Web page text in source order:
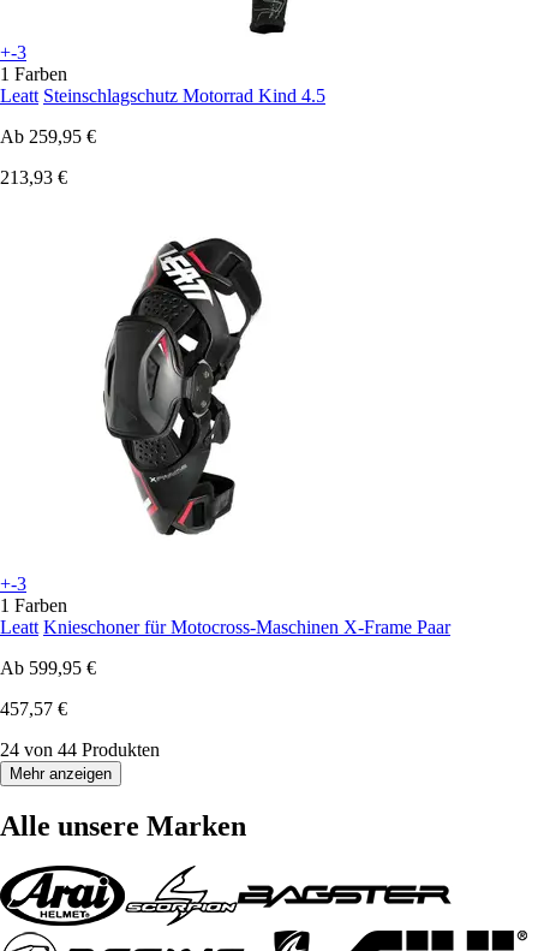
+-3
1 Farben
Leatt Steinschlagschutz Motorrad Kind 4.5
Ab 259,95 €
213,93 €
+-3
1 Farben
Leatt Knieschoner für Motocross-Maschinen X-Frame Paar
Ab 599,95 €
457,57 €
24 von 44 Produkten
Mehr anzeigen
Alle unsere Marken